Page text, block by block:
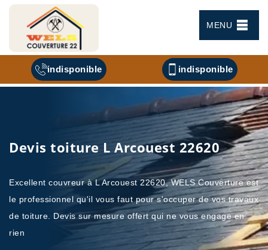
MENU
indisponible indisponible
Devis toiture L Arcouest 22620
Excellent couvreur à L Arcouest 22620, WELS Couverture est
le professionnel qu'il vous faut pour s'occuper de vos travaux
de toiture. Devis sur mesure offert qui ne vous engage en
rien